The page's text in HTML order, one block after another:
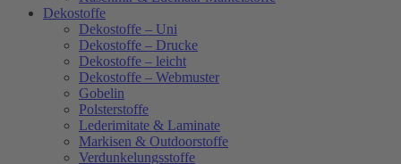
Dekostoffe
Dekostoffe – Uni
Dekostoffe – Drucke
Dekostoffe – leicht
Dekostoffe – Webmuster
Gobelin
Polsterstoffe
Lederimitate & Laminate
Markisen & Outdoorstoffe
Verdunkelungsstoffe